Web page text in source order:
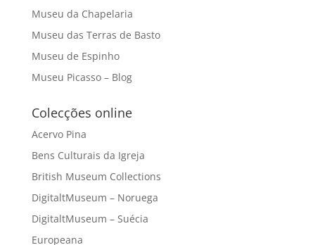
Museu da Chapelaria
Museu das Terras de Basto
Museu de Espinho
Museu Picasso – Blog
Colecções online
Acervo Pina
Bens Culturais da Igreja
British Museum Collections
DigitaltMuseum – Noruega
DigitaltMuseum – Suécia
Europeana